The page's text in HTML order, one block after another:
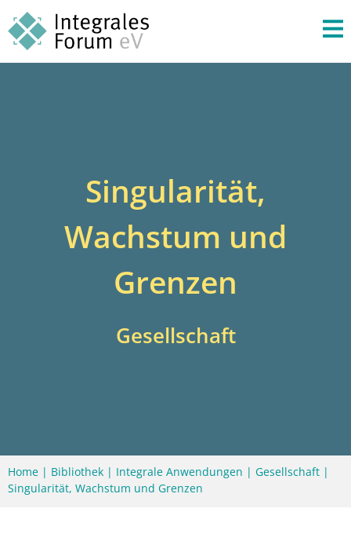
Singularität,
Wachstum und
Grenzen
Gesellschaft
Home | Bibliothek | Integrale Anwendungen | Gesellschaft |
Singularität, Wachstum und Grenzen